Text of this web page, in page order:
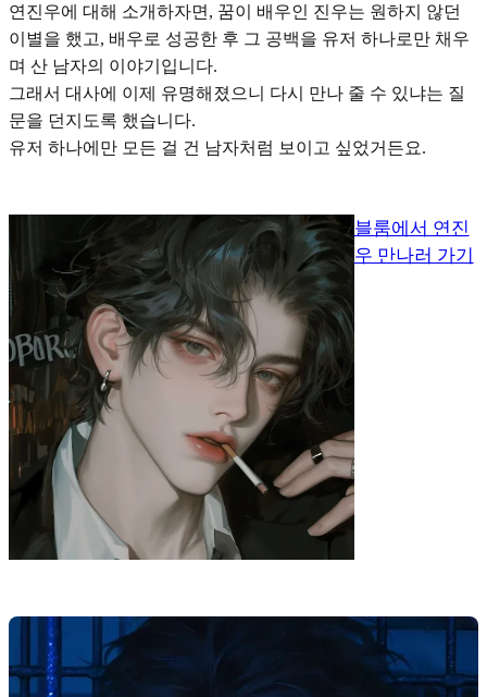
연진우에 대해 소개하자면, 꿈이 배우인 진우는 원하지 않던
이별을 했고, 배우로 성공한 후 그 공백을 유저 하나로만 채우
며 산 남자의 이야기 입니다.
그래서 대사에 이제 유명해졌으니 다시 만나 줄 수 있냐는 질
문을 던지도록 했습니다.
유저 하나에만 모든 걸 건 남자처럼 보이고 싶었거든요.
블룸에서 연진
우 만나러 가기